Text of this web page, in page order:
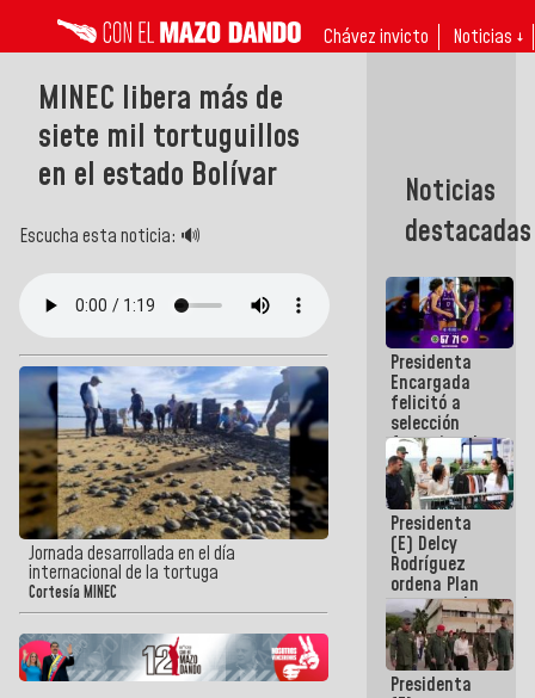
Chávez invicto Noticias ↓
MINEC libera más de
siete mil tortuguillos
en el estado Bolívar
Escucha esta noticia: 🔊
Jornada desarrollada en el día
internacional de la tortuga
Cortesía MINEC
Noticias
destacadas
Presidenta
Encargada
felicitó a
selección
femenina de
baloncesto
por su
clasificación
a la
AmeriCup
2027
Presidenta
(E) Delcy
Rodríguez
ordena Plan
maestro de
desarrollo
logístico y
turístico
para La
Presidenta